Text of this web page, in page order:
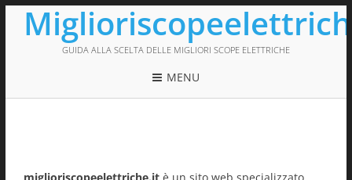
GUIDA ALLA SCELTA DELLE MIGLIORI SCOPE ELETTRICHE
MENU